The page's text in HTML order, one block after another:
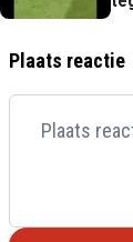
Plaats reactie